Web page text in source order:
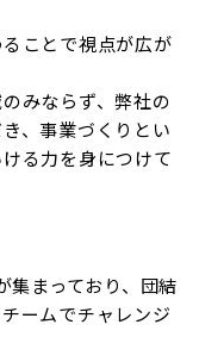
ことで視点が広が
みならず、弊社の
、事業づくりとい
る力を身につけて
集まっており、団結
ームでチャレンジ